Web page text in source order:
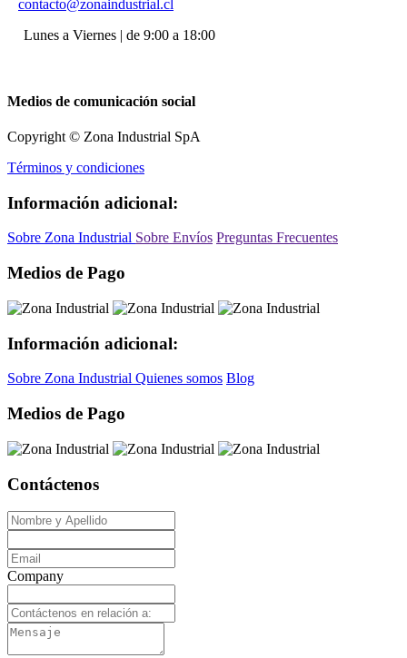
contacto@zonaindustrial.cl
Lunes a Viernes | de 9:00 a 18:00
Medios de comunicación social
Copyright © Zona Industrial SpA
Términos y condiciones
Información adicional:
Sobre Zona Industrial Sobre Envíos Preguntas Frecuentes
Medios de Pago
Información adicional:
Sobre Zona Industrial Quienes somos Blog
Medios de Pago
Contáctenos
Company